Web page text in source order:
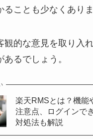
ることも少なくありま
的な意見を取り入れ
るでしょう。
楽天RMSとは？機能
注意点、ログインで
対処法も解説